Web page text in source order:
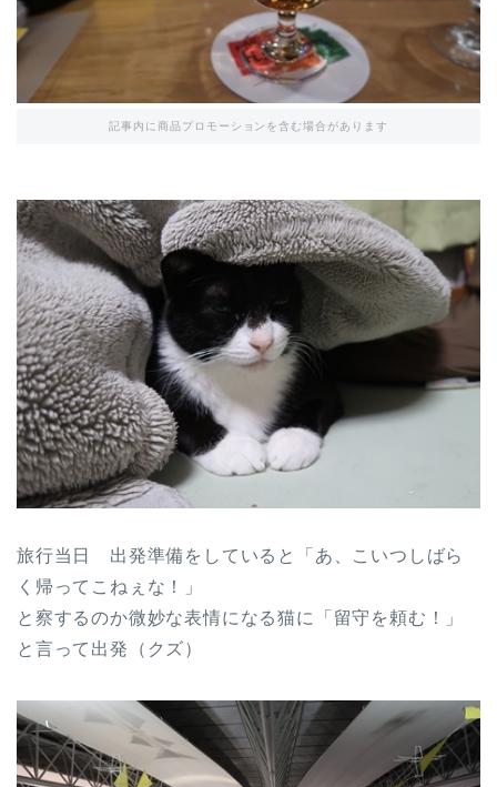
記事内に商品プロモーションを含む場合があります
旅行当日 出発準備をしていると「あ、こいつしばら
く帰ってこねぇな！」
と察するのか微妙な表情になる猫に「留守を頼む！」
と言って出発（クズ）